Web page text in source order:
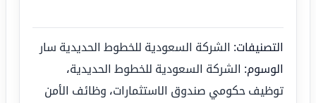
التصنيفات: الشركة السعودية للخطوط الحديدية سار
الوسوم: الشركة السعودية للخطوط الحديدية،
توظيف حكومي صندوق الاستثمارات، وظائف الأمن